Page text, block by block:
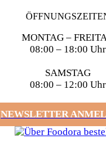
MONTAG –
08:00 – 18:00 Uhr
SAMSTAG
08:00 – 12:00 Uhr
NEWSLETTER